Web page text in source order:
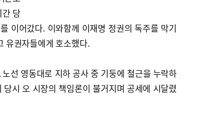
당
이어갔다. 이와함께 이재명 정권의 독주를 막기
유권자들에게 호소했다.
선 영동대로 지하 공사 중 기둥에 철근을 누락하
시 오 시장의 책임론이 불거지며 공세에 시달렸